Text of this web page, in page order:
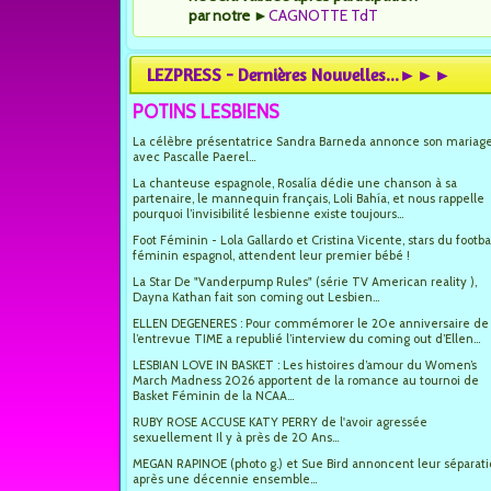
par notre ►CAGNOTTE TdT
LEZPRESS - Dernières Nouvelles...►►►
POTINS LESBIENS
La célèbre présentatrice Sandra Barneda annonce son mariage
avec Pascalle Paerel...
La chanteuse espagnole, Rosalía dédie une chanson à sa
partenaire, le mannequin français, Loli Bahía, et nous rappelle
pourquoi l’invisibilité lesbienne existe toujours...
Foot Féminin - Lola Gallardo et Cristina Vicente, stars du
féminin espagnol, attendent leur premier bébé !
La Star De "Vanderpump Rules" (série TV American reality ),
Dayna Kathan fait son coming out Lesbien...
ELLEN DEGENERES : Pour commémorer le 20e anniversaire de
l’entrevue TIME a republié l’interview du coming out d’Ellen...
LESBIAN LOVE IN BASKET : Les histoires d’amour du Women’s
March Madness 2026 apportent de la romance au tournoi de
Basket Féminin de la NCAA...
RUBY ROSE ACCUSE KATY PERRY de l'avoir agressée
sexuellement Il y à près de 20 Ans...
MEGAN RAPINOE (photo g.) et Sue Bird annoncent leur
après une décennie ensemble...